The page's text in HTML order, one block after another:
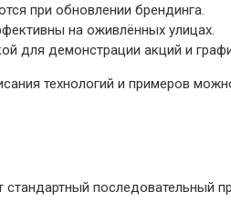
при обновлении брендинга.
на оживлённых улицах.
для демонстрации акций и
технологий и примеров
последовательный